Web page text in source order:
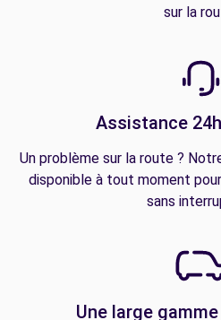
sur la
Assistance
Un problème sur la route ?
disponible à tout moment
sans
Une large